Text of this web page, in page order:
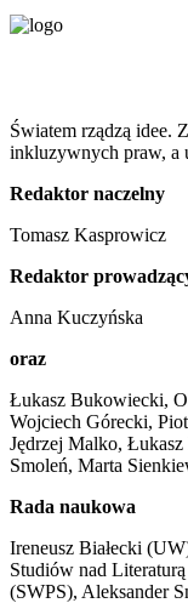
Światem rządzą idee.
inkluzywnych praw, a
Redaktor naczelny
Tomasz Kasprowicz
Redaktor
Anna Kuczyńska
oraz
Łukasz Bukowiecki,
Wojciech Górecki,
Jędrzej Malko, Łukasz
Smoleń, Marta
Rada naukowa
Ireneusz Białecki
Studiów nad
(SWPS), Aleksander